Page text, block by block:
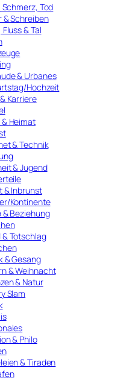
Tod
& Schreiben
& Tal
& Urbanes
Hochzeit
Karriere
& Heimat
& Technik
& Jugend
& Inbrunst
Kontinente
& Beziehung
& Totschlag
& Gesang
& Weihnacht
& Natur
Slam
& Philo
& Tiraden